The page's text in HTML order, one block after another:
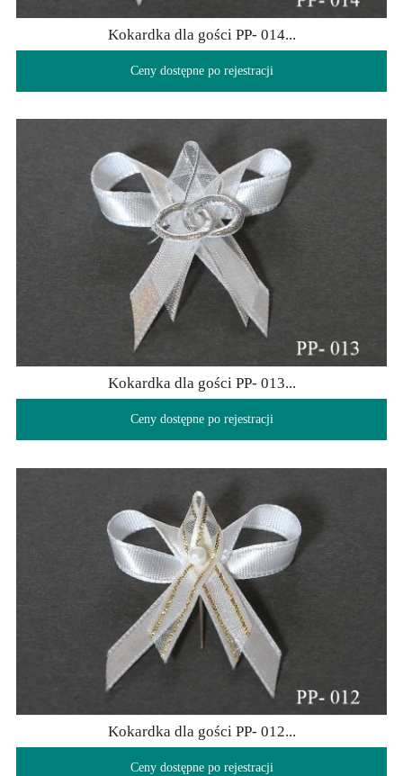
Kokardka dla gości PP- 014...
Ceny dostępne po rejestracji
Kokardka dla gości PP- 013...
Ceny dostępne po rejestracji
Kokardka dla gości PP- 012...
Ceny dostępne po rejestracji